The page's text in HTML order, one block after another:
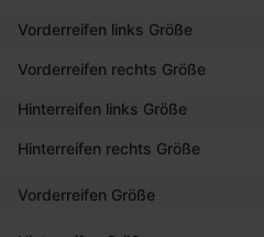
Vorderreifen links Größe
Vorderreifen rechts Größe
Hinterreifen links Größe
Hinterreifen rechts Größe
Vorderreifen Größe